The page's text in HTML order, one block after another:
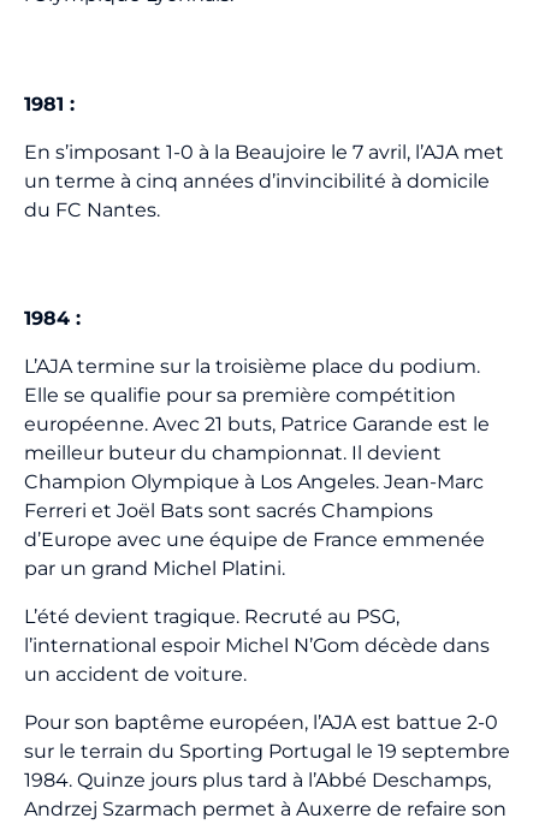
1981 :
En s’imposant 1-0 à la Beaujoire le 7 avril, l’AJA met
un terme à cinq années d’invincibilité à domicile
du FC Nantes.
1984 :
L’AJA termine sur la troisième place du podium.
Elle se qualifie pour sa première compétition
européenne. Avec 21 buts, Patrice Garande est le
meilleur buteur du championnat. Il devient
Champion Olympique à Los Angeles. Jean-Marc
Ferreri et Joël Bats sont sacrés Champions
d’Europe avec une équipe de France emmenée
par un grand Michel Platini.
L’été devient tragique. Recruté au PSG,
l’international espoir Michel N’Gom décède dans
un accident de voiture.
Pour son baptême européen, l’AJA est battue 2-0
sur le terrain du Sporting Portugal le 19 septembre
1984. Quinze jours plus tard à l’Abbé Deschamps,
Andrzej Szarmach permet à Auxerre de refaire son